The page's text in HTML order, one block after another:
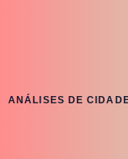
ANÁLISES DE